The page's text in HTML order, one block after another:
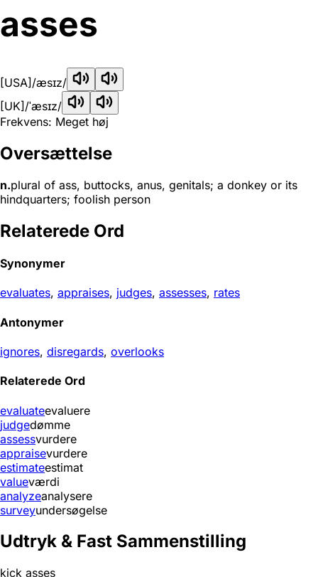
asses
[USA] /æsɪz/
[UK] /ˈæsɪz/
Frekvens: Meget høj
Oversættelse
n.plural of ass, buttocks, anus, genitals; a donkey or its
hindquarters; foolish person
Relaterede Ord
Synonymer
evaluates, appraises, judges, assesses, rates
Antonymer
ignores, disregards, overlooks
Relaterede Ord
evaluateevaluere
judgedømme
assessvurdere
appraisevurdere
estimateestimat
valueværdi
analyzeanalysere
surveyundersøgelse
Udtryk & Fast Sammenstilling
kick asses